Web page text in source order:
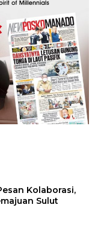
Kolaborasi,
Sulut